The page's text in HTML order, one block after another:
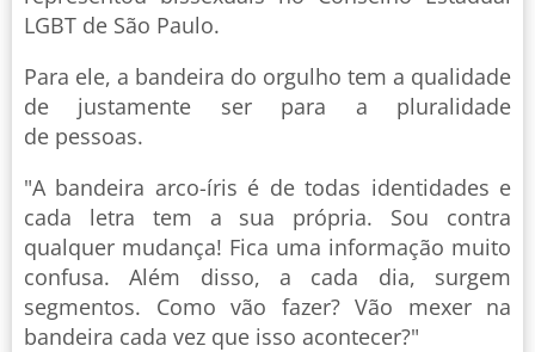
LGBT de São Paulo.
Para ele, a bandeira do orgulho tem a qualidade
de justamente ser para a pluralidade
de pessoas.
"A bandeira arco-íris é de todas identidades e
cada letra tem a sua própria. Sou contra
qualquer mudança! Fica uma informação muito
confusa. Além disso, a cada dia, surgem
segmentos. Como vão fazer? Vão mexer na
bandeira cada vez que isso acontecer?"